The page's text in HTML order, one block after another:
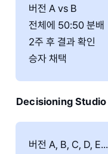
버전 A vs B
전체에 50:50 분배
2주 후 결과 확인
승자 채택
Decisioning Studio
버전 A, B, C, D, E...